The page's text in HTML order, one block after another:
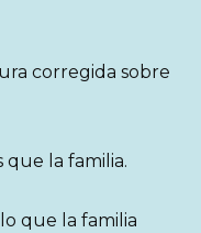
corregida sobre
que la familia.
que la familia